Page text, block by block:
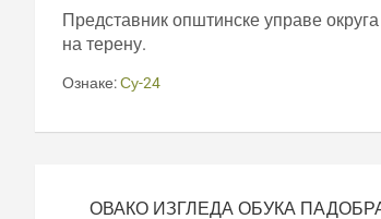
Представник општинске управе
на терену.
Ознаке:Су-24
чланкаОВАКО ИЗГЛЕДА ОБУКА